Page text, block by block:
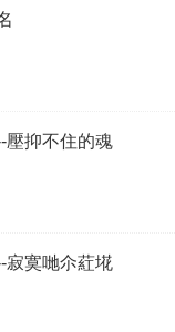
壓抑不住的魂
寂寞哋尒葒埖